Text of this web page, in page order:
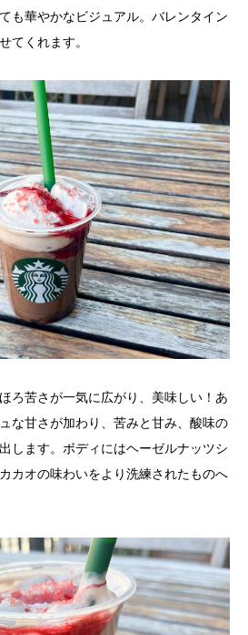
も華やかなビジュアル。バレンタイン
てくれます。
ろ苦さが一気に広がり、美味しい！あ
な甘さが加わり、苦みと甘み、酸味の
します。ボディにはヘーゼルナッツシ
カオの味わいをより洗練されたものへ